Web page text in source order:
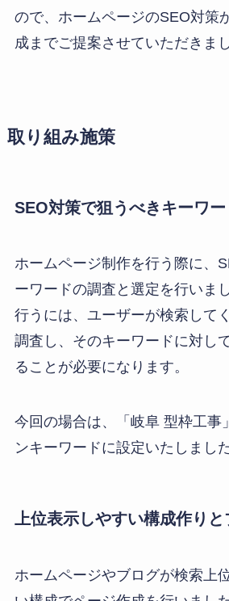
ので、ホームページのSEO対策
成までご提案させていただきまし
取り組み施策
SEO対策で狙うべきキーワ
ホームページ制作を行う際に、
ーワードの調査と選定を行いま
行うには、ユーザーが検索して
調査し、そのキーワードに対し
ることが必要になります。
今回の場合は、「岐阜 型枠工事
ンキーワードに設定いたしました
上位表示しやすい構成作り
ホームページやブログが検索上